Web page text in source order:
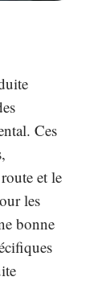
Ces
et le
les
bonne